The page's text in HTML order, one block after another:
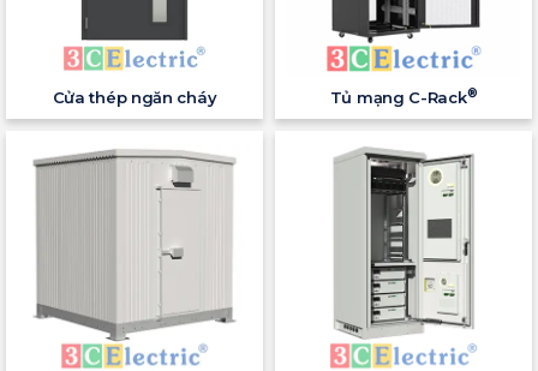
Cửa thép ngăn cháy Tủ mạng C-Rack®